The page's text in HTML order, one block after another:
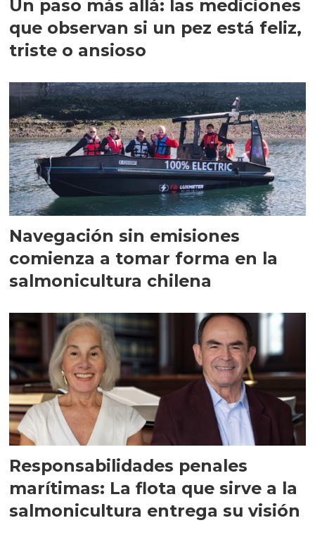
Un paso más allá: las mediciones
que observan si un pez está feliz,
triste o ansioso
Navegación sin emisiones
comienza a tomar forma en la
salmonicultura chilena
Responsabilidades penales
marítimas: La flota que sirve a la
salmonicultura entrega su visión